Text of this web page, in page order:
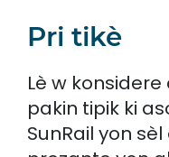
Pri tikè
Lè w
pakin tipik ki
SunRail yon